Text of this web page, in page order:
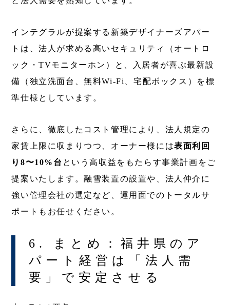
インテグラルが提案する新築デザイナーズアパー
トは、法人が求める高いセキュリティ（オートロ
ック・TVモニターホン）と、入居者が喜ぶ最新設
備（独立洗面台、無料Wi-Fi、宅配ボックス）を標
準仕様としています。
さらに、徹底したコスト管理により、法人規定の
家賃上限に収まりつつ、オーナー様には表面利回
り8〜10%台 という高収益をもたらす事業計画をご
提案いたします。融雪装置の設置や、法人仲介に
強い管理会社の選定など、運用面でのトータルサ
ポートもお任せください。
6. まとめ：福井県のア
パート経営は「法人需
要」で安定させる